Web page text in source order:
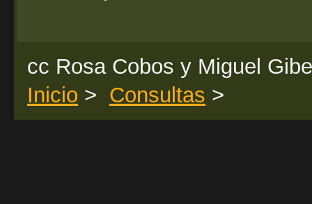
cc Rosa Cobos y Miguel
Inicio > Consultas >